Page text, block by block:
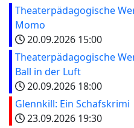
Theaterpädagogische
Momo
20.09.2026 15:00
Theaterpädagogische
Ball in der Luft
20.09.2026 18:00
Glennkill: Ein Schafskrimi
23.09.2026 19:30